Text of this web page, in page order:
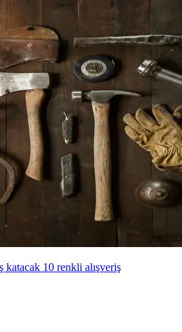
katacak 10 renkli alışveriş